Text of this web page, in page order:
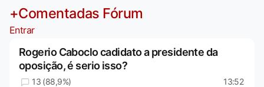
+Comentadas Fórum
Entrar
Rogerio Caboclo cadidato a presidente da
oposição, é serio isso?
13 (88,9%) 13:52